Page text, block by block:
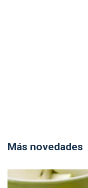
Más novedades